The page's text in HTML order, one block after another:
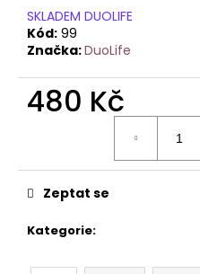
SKLADEM DUOLIFE
Kód: 99
Značka:DuoLife
480 Kč
Kategorie:
Zeptat se
e
m
DUOLIFE
Kč